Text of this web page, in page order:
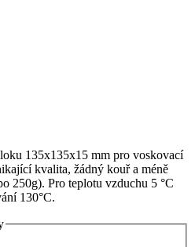
135x135x15 mm pro voskovací
kvalita, žádný kouř a méně
250g). Pro teplotu vzduchu 5 °C
130°C.